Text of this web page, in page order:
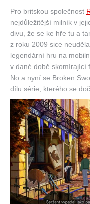
Pro britskou společnost
nejdůležitější milník v
divu, že se ke hře tu a
z roku 2009 sice
legendární hru na
v dané době skomírající
No a nyní se Broken
dílu série, kterého se